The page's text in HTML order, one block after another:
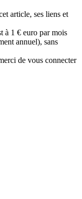
article, ses liens et
à 1 € euro par mois
annuel), sans
de vous connecter